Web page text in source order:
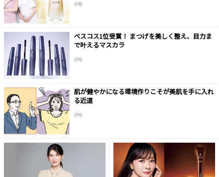
(PR)
ベスコス1位受賞！ まつげを美しく整え、目力ま
で叶えるマスカラ
(PR)
肌が健やかになる環境作りこそが美肌を手に入れ
る近道
(PR)